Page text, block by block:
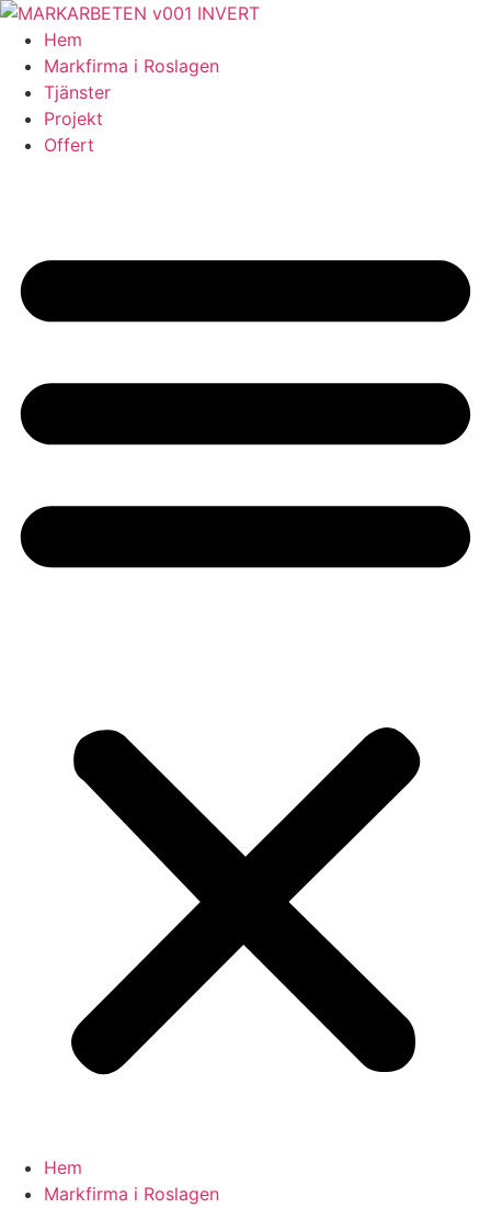
Skip
content
Hem
Markfirma i Roslagen
Tjänster
Projekt
Offert
Hem
Markfirma i Roslagen